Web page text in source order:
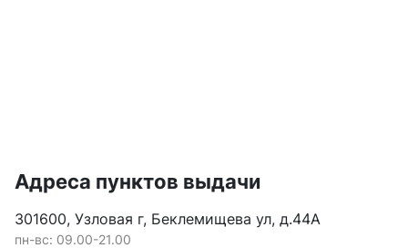
Адреса пунктов выдачи
301600, Узловая г, Беклемищева ул, д.44А
пн-вс: 09.00-21.00